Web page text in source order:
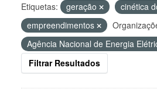
Etiquetas:
geração
cinética
empreendimentos
Agência Nacional de Energia
Filtrar Resultados